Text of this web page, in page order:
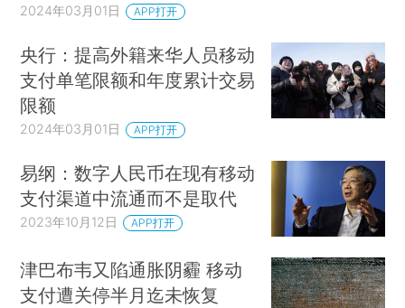
2024年03月01日 APP打开
央行：提高外籍来华人员移动
支付单笔限额和年度累计交易
限额
2024年03月01日 APP打开
易纲：数字人民币在现有移动
支付渠道中流通而不是取代
2023年10月12日 APP打开
津巴布韦又陷通胀阴霾 移动
支付遭关停半月迄未恢复